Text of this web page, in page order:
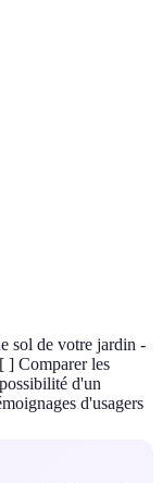
sol de votre jardin -
] Comparer les
d'un
d'usagers